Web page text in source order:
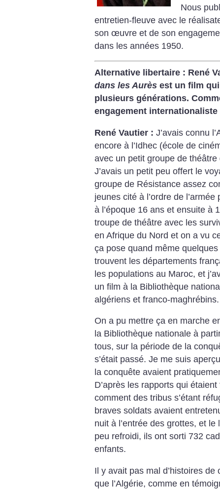
Nous
entretien-fleuve avec le
son œuvre et de son
dans les années 1950.
Alternative libertaire : René
dans les Aurès est un film
plusieurs générations.
engagement
René Vautier : J’avais connu
encore à l’Idhec (école de
avec un petit groupe de
J’avais un petit peu offert le
groupe de Résistance assez
jeunes cité à l’ordre de
à l’époque 16 ans et ensuite à
troupe de théâtre avec les
en Afrique du Nord et on a vu
ça pose quand même
trouvent les départements
les populations au Maroc, et
un film à la Bibliothèque
algériens et franco-maghrébins.
On a pu mettre ça en marche
la Bibliothèque nationale à
tous, sur la période de la
s’était passé. Je me suis
la conquête avaient
D’après les rapports qui
comment des tribus s’étant
braves soldats avaient
nuit à l’entrée des grottes, et
peu refroidi, ils ont sorti 732
enfants.
Il y avait pas mal d’histoires
que l’Algérie, comme en